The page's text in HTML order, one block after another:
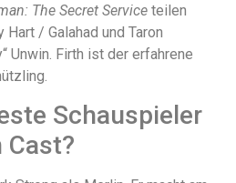
The Secret Service teilen
/ Galahad und Taron
Unwin. Firth ist der erfahrene
Schauspieler
Cast?